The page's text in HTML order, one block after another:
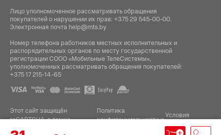
Лицо уполномоченное рассматривать обращения
покупателей о нарушении их прав: +375 29 545-00-00.
Электронная почта help@mts.by
Номер телефона работников местных исполнительных и
распорядительных органов по месту государственной
регистрации СООО «Мобильные ТелеСистемы»,
уполномоченных рассматривать обращения покупателей:
+375 17 215-14-65
Этот сайт защищён
reCAPTCHA, а также
Политика
конфиденциальностииУсловия
.